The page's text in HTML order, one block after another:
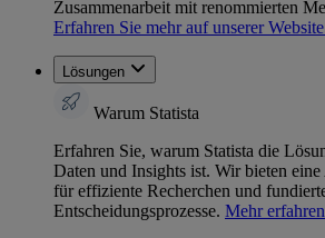
Zusammenarbeit mit renommierten
Erfahren Sie mehr auf unserer
Lösungen
Warum Statista
Erfahren Sie, warum Statista die
Daten und Insights ist. Wir bieten
für effiziente Recherchen und
Entscheidungsprozesse. Mehr erfahren